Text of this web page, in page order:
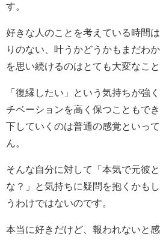
す。
好きな人のことを考えている時間
りのない、叶うかどうかもまだわ
を思い続けるのはとても大変なこと
「復縁したい」という気持ちが強
チベーションを高く保つこともで
下していくのは普通の感覚といっ
ん。
そんな自分に対して「本気で元彼
な？」と気持ちに疑問を抱くかも
うわけではないのです。
本当に好きだけど、報われないと